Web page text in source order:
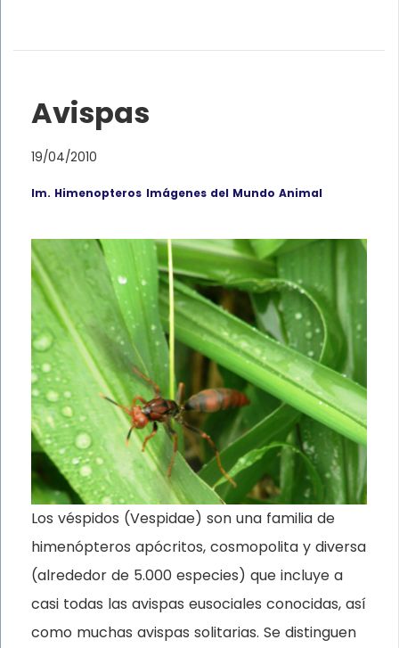
Avispas
19/04/2010
Im. Himenopteros Imágenes del Mundo Animal
Los véspidos (Vespidae) son una familia de
himenópteros apócritos, cosmopolita y diversa
(alrededor de 5.000 especies) que incluye a
casi todas las avispas eusociales conocidas, así
como muchas avispas solitarias. Se distinguen